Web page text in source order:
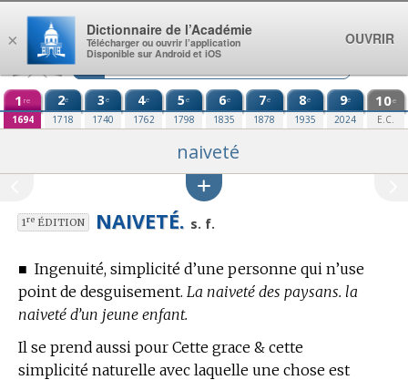
Aller au contenu
1 re
1694
2e
1718
3e
1740
4e
1762
5e
1798
6e
1835
7e
1878
8e
1935
9e
2024
10e
E.C.
naiveté
1reÉDITION NAIVETÉ. s. f.
■ Ingenuité, simplicité d’une personne qui n’use
point de desguisement. La naiveté des paysans. la
naiveté d’un jeune enfant.
Il se prend aussi pour Cette grace & cette
simplicité naturelle avec laquelle une chose est
×
Dictionnaire de l’Académie
Télécharger ou ouvrir l’application
Disponible sur Android et iOS
OUVRIR